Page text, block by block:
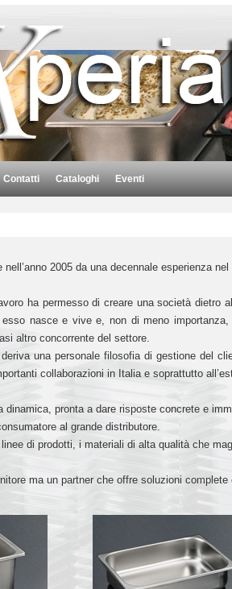
Contatti Cataloghi Eventi
nell’anno 2005 da una decennale esperienza
ha permesso di creare una società dietro
nasce e vive e, non di meno
altro concorrente del settore.
deriva una personale filosofia di gestione del
collaborazioni in Italia e soprattutto
dinamica, pronta a dare risposte concrete e
al grande distributore.
linee di prodotti, i materiali di alta qualità che
ma un partner che offre soluzioni